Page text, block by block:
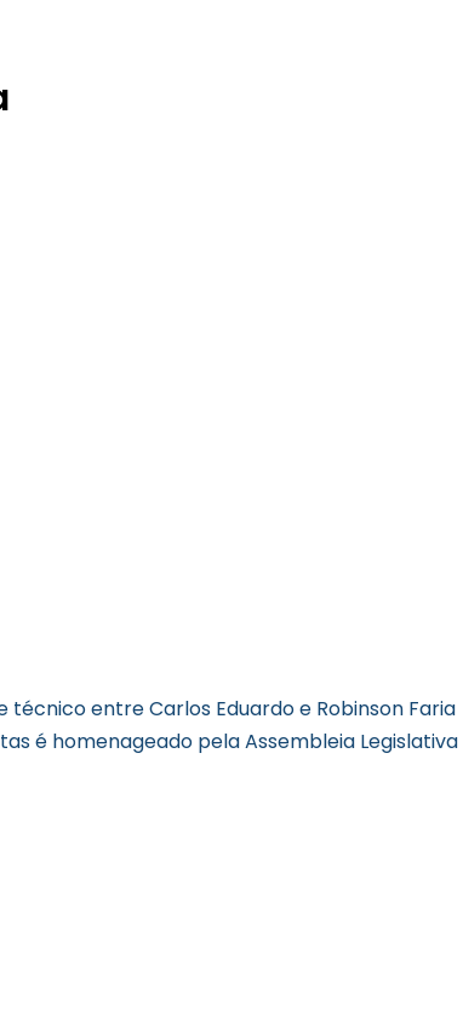
técnico entre Carlos Eduardo e Robinson Faria
é homenageado pela Assembleia Legislativa